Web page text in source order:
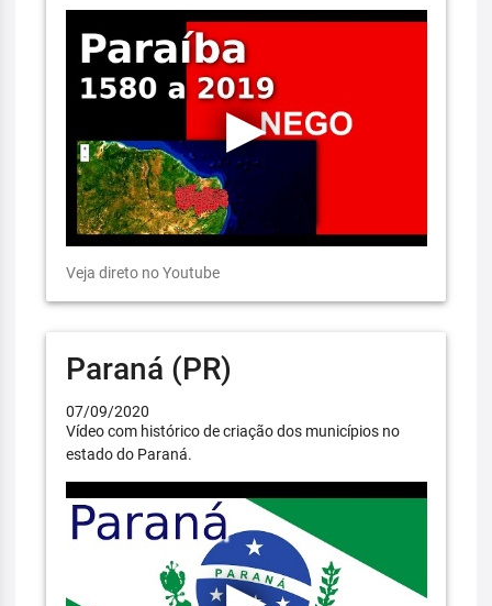
Veja direto no Youtube
Paraná (PR)
07/09/2020
Vídeo com histórico de criação dos municípios no
estado do Paraná.